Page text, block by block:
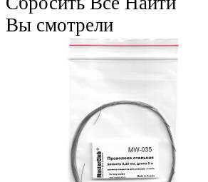
Вы смотрели